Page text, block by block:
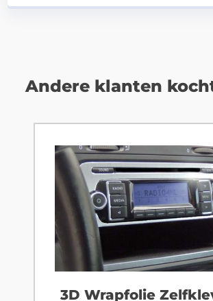
Andere klanten
3D Wrapfolie